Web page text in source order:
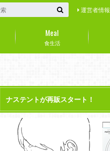
運営者情報
食生活
Meal
ナステントが再販スタート！